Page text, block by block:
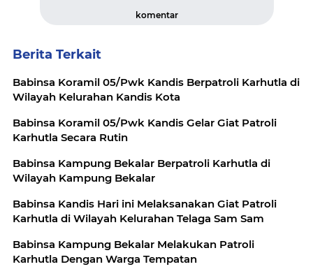
komentar
Berita Terkait
Babinsa Koramil 05/Pwk Kandis Berpatroli Karhutla di
Wilayah Kelurahan Kandis Kota
Babinsa Koramil 05/Pwk Kandis Gelar Giat Patroli
Karhutla Secara Rutin
Babinsa Kampung Bekalar Berpatroli Karhutla di
Wilayah Kampung Bekalar
Babinsa Kandis Hari ini Melaksanakan Giat Patroli
Karhutla di Wilayah Kelurahan Telaga Sam Sam
Babinsa Kampung Bekalar Melakukan Patroli
Karhutla Dengan Warga Tempatan